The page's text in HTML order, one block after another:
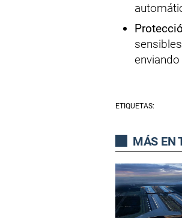
ETIQUETAS:
MÁS EN